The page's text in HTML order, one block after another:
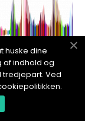
huske dine
af indhold og
tredjepart. Ved